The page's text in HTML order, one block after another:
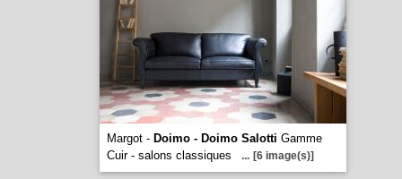
Margot - Doimo - Doimo Salotti Gamme
Cuir - salons classiques
... [6 image(s)]